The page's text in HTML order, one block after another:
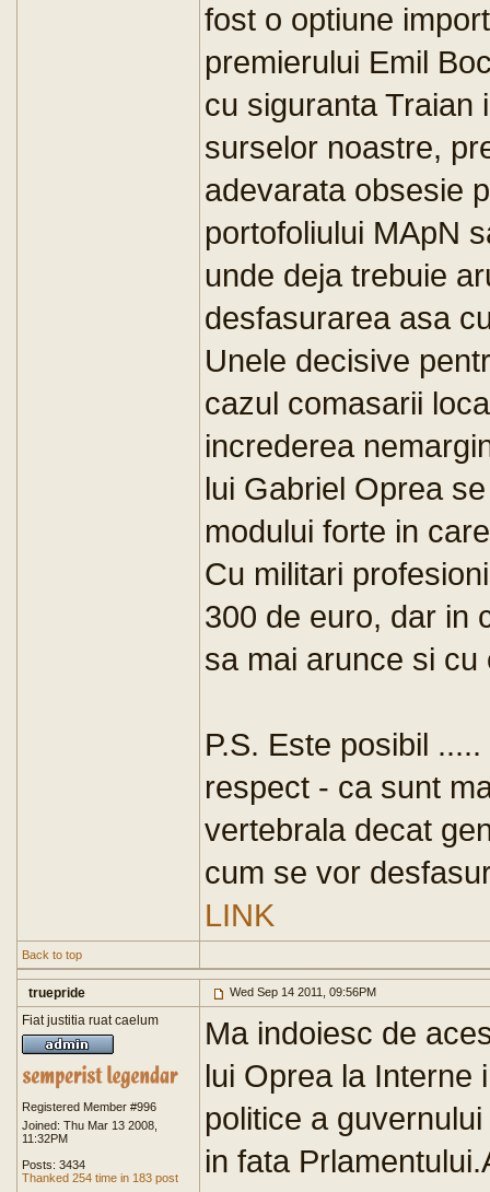
fost o optiune
premierului Emil
cu siguranta Traian
surselor noastre,
adevarata obsesie
portofoliului MApN
unde deja trebuie
desfasurarea asa
Unele decisive
cazul comasarii
increderea
lui Gabriel Oprea
modului forte in
Cu militari
300 de euro, dar in
sa mai arunce si
P.S. Este posibil
respect - ca sunt
vertebrala decat
cum se vor
LINK
Back to top
truepride Wed Sep 14 2011, 09:56PM
Fiat justitia ruat caelum
Registered Member #996
Joined: Thu Mar 13 2008,
11:32PM
Posts: 3434
Thanked 254 time in 183 post
Ma indoiesc de
lui Oprea la Interne
politice a
in fata